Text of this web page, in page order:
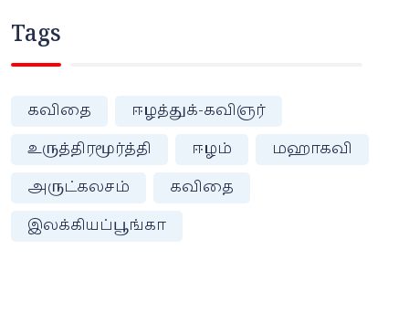
Tags
கவிதை
ஈழத்துக்-கவிஞர்
உருத்திரமூர்த்தி
ஈழம்
மஹாகவி
அருட்கலசம்
கவிதை
இலக்கியப்பூங்கா